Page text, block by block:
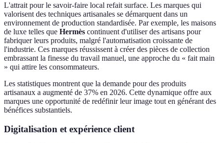
L'attrait pour le savoir-faire local refait surface. Les marques qui
valorisent des techniques artisanales se démarquent dans un
environnement de production standardisée. Par exemple, les maisons
de luxe telles que Hermès continuent d'utiliser des artisans pour
fabriquer leurs produits, malgré l'automatisation croissante de
l'industrie. Ces marques réussissent à créer des pièces de collection
embrassant la finesse du travail manuel, une approche du « fait main
» qui attire les consommateurs.
Les statistiques montrent que la demande pour des produits
artisanaux a augmenté de 37% en 2026. Cette dynamique offre aux
marques une opportunité de redéfinir leur image tout en générant des
bénéfices substantiels.
Digitalisation et expérience client